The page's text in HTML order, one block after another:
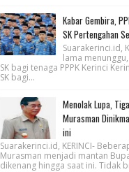
Kabar Gembira,
SK Pertengahan
Suarakerinci.id,
lama
SK bagi tenaga PPPK Kerinci
SK bagi...
Menolak Lupa,
Murasman
ini
Suarakerinci.id, KERINCI-
Murasman menjadi mantan
dikenang hingga saat ini. Tidak